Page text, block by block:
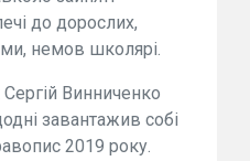
до дорослих,
немов школярі.
Сергій Винниченко
завантажив собі
2019 року.